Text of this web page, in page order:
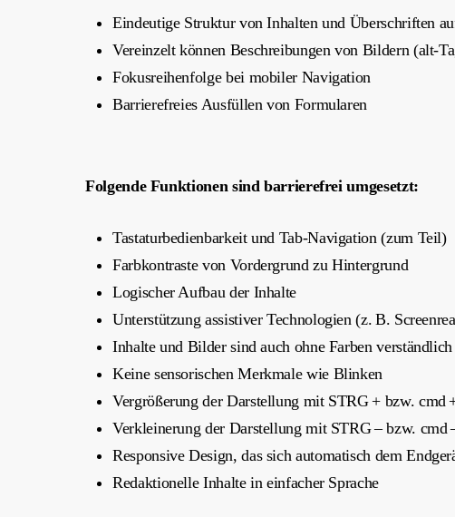
Eindeutige Struktur von Inhalten und Überschriften
Vereinzelt können Beschreibungen von Bildern (alt-
Fokusreihenfolge bei mobiler Navigation
Barrierefreies Ausfüllen von Formularen
Folgende Funktionen sind barrierefrei umgesetzt:
Tastaturbedienbarkeit und Tab-Navigation (zum Teil)
Farbkontraste von Vordergrund zu Hintergrund
Logischer Aufbau der Inhalte
Unterstützung assistiver Technologien (z. B.
Inhalte und Bilder sind auch ohne Farben verständlich
Keine sensorischen Merkmale wie Blinken
Vergrößerung der Darstellung mit STRG + bzw. cmd
Verkleinerung der Darstellung mit STRG – bzw. cmd
Responsive Design, das sich automatisch dem
Redaktionelle Inhalte in einfacher Sprache